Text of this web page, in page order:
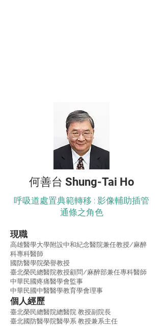
何善台 Shung-Tai Ho
呼吸道處置典範轉移 : 影像輔助插管
通條之角色
現職
高雄醫學大學附設中和紀念醫院兼任教授/麻醉
科專科醫師
國防醫學院榮譽教授
臺北榮民總醫院教授顧問/麻醉部兼任專科醫師
中華民國疼痛醫學會監事
中華民國中醫醫學教育學會理事
​個人經歷
臺北榮民總醫院總醫院 教授副院長
臺北國防醫學院醫學系 教授兼系主任